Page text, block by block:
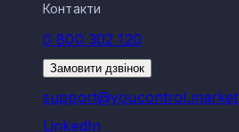
Контакти
0 800 302 120
Замовити дзвінок
support@youcontrol.market
LinkedIn